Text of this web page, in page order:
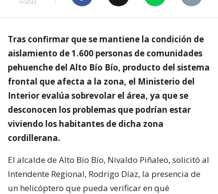
visitas
Tras confirmar que se mantiene la condición de
aislamiento de 1.600 personas de comunidades
pehuenche del Alto Bío Bío, producto del sistema
frontal que afecta a la zona, el Ministerio del
Interior evalúa sobrevolar el área, ya que se
desconocen los problemas que podrían estar
viviendo los habitantes de dicha zona
cordillerana.
El alcalde de Alto Bío Bío, Nivaldo Piñaleo, solicitó al
Intendente Regional, Rodrigo Díaz, la presencia de
un helicóptero que pueda verificar en qué